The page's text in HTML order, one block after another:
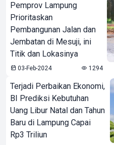
Pemprov Lampung
Prioritaskan
Pembangunan Jalan dan
Jembatan di Mesuji, ini
Titik dan Lokasinya
03-Feb-2024 1294
Terjadi Perbaikan Ekonomi,
BI Prediksi Kebutuhan
Uang Libur Natal dan Tahun
Baru di Lampung Capai
Rp3 Triliun